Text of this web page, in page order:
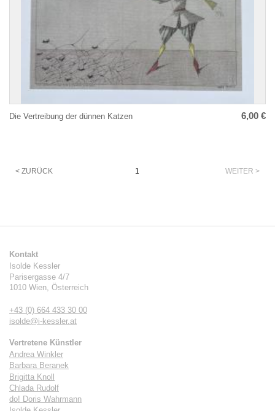
Die Vertreibung der dünnen Katzen 6,00 €
< ZURÜCK 1 WEITER >
Kontakt
Isolde Kessler
Parisergasse 4/7
1010 Wien, Österreich
+43 (0) 664 433 30 00
isolde@i-kessler.at
Vertretene Künstler
Andrea Winkler
Barbara Beranek
Brigitta Knoll
Chlada Rudolf
do! Doris Wahrmann